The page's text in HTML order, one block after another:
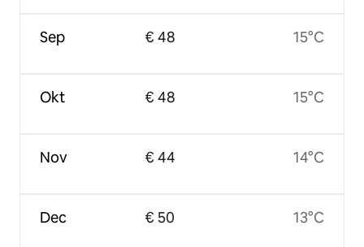
Sep
Okt
Nov
Dec
€ 48
€ 48
€ 44
€ 50
15°C
15°C
14°C
13°C